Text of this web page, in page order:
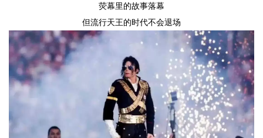
荧幕里的故事落幕
但流行天王的时代不会退场